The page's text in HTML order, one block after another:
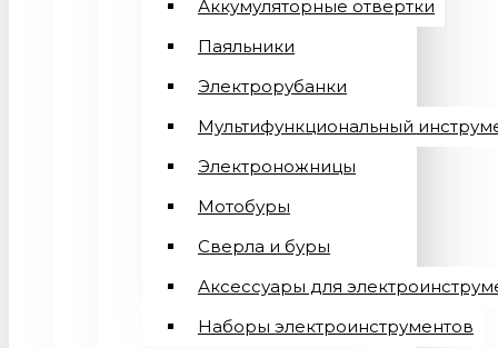
Аккумуляторные отвертки
Паяльники
Электрорубанки
Мультифункциональный
Электроножницы
Мотобуры
Сверла и буры
Аксессуары для
Наборы электроинструментов